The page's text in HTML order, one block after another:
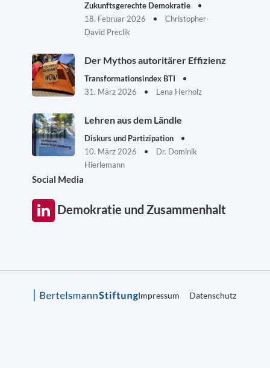
Zukunftsgerechte Demokratie
18. Februar 2026
Christopher-
David Preclik
Der Mythos autoritärer Effizienz
Transformationsindex BTI
31. März 2026
Lena Herholz
Lehren aus dem Ländle
Diskurs und Partizipation
10. März 2026
Dr. Dominik
Hierlemann
Social Media
Demokratie und Zusammenhalt
Impressum Datenschutz